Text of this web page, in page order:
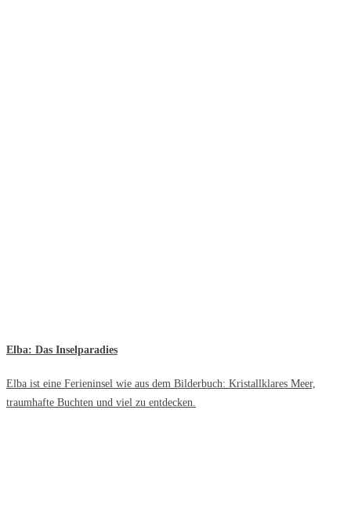
Elba: Das Inselparadies
Elba ist eine Ferieninsel wie aus dem Bilderbuch: Kristallklares Meer,
traumhafte Buchten und viel zu entdecken.